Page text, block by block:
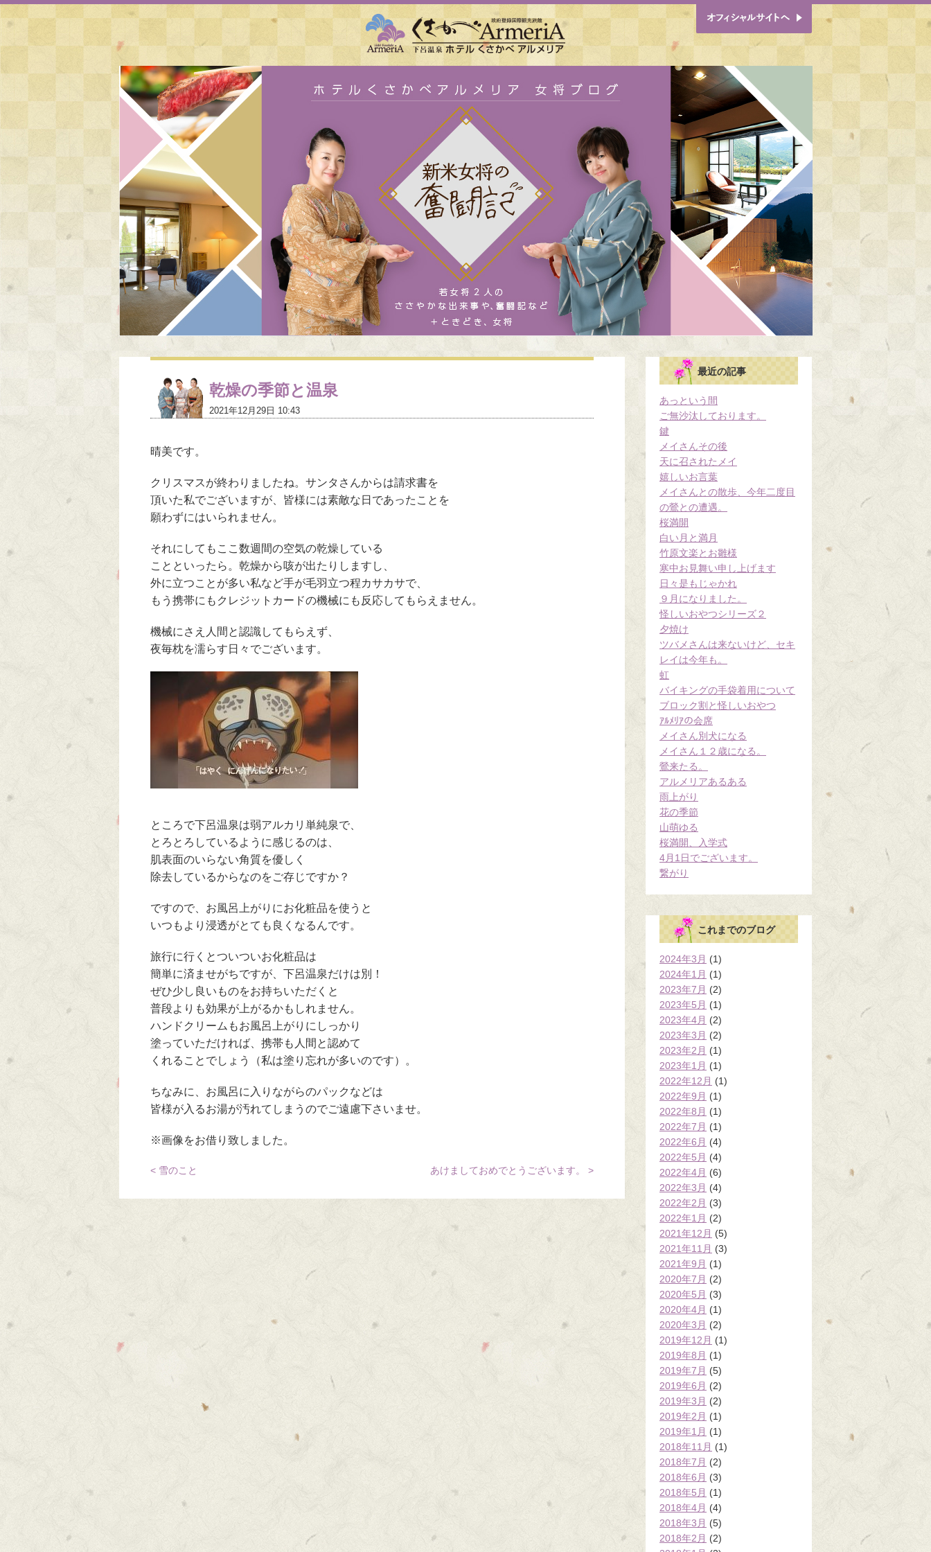
乾燥の季節と温泉
2021年12月29日 10:43
晴美です。
クリスマスが終わりましたね。サンタさんからは請求書を
頂いた私でございますが、皆様には素敵な日であったことを
願わずにはいられません。
それにしてもここ数週間の空気の乾燥している
ことといったら。乾燥から咳が出たりしますし、
外に立つことが多い私など手が毛羽立つ程カサカサで、
もう携帯にもクレジットカードの機械にも反応してもらえません。
機械にさえ人間と認識してもらえず、
夜毎枕を濡らす日々でございます。
ところで下呂温泉は弱アルカリ単純泉で、
とろとろしているように感じるのは、
肌表面のいらない角質を優しく
除去しているからなのをご存じですか？
ですので、お風呂上がりにお化粧品を使うと
いつもより浸透がとても良くなるんです。
旅行に行くとついついお化粧品は
簡単に済ませがちですが、下呂温泉だけは別！
ぜひ少し良いものをお持ちいただくと
普段よりも効果が上がるかもしれません。
ハンドクリームもお風呂上がりにしっかり
塗っていただければ、携帯も人間と認めて
くれることでしょう（私は塗り忘れが多いのです）。
ちなみに、お風呂に入りながらのパックなどは
皆様が入るお湯が汚れてしまうのでご遠慮下さいませ。
※画像をお借り致しました。
< 雪のこと あけましておめでとうございます。 >
最近の記事
あっという間
ご無沙汰しております。
鍵
メイさんその後
天に召されたメイ
嬉しいお言葉
メイさんとの散歩、今年二度目
の鶯との遭遇。
桜満開
白い月と満月
竹原文楽とお雛様
寒中お見舞い申し上げます
日々是もじゃかれ
９月になりました。
怪しいおやつシリーズ２
夕焼け
ツバメさんは来ないけど、セキ
レイは今年も。
虹
バイキングの手袋着用について
ブロック割と怪しいおやつ
ｱﾙﾒﾘｱの会席
メイさん別犬になる
メイさん１２歳になる。
鶯来たる。
アルメリアあるある
雨上がり
花の季節
山萌ゆる
桜満開、入学式
4月1日でございます。
繋がり
これまでのブログ
2024年3月 (1)
2024年1月 (1)
2023年7月 (2)
2023年5月 (1)
2023年4月 (2)
2023年3月 (2)
2023年2月 (1)
2023年1月 (1)
2022年12月 (1)
2022年9月 (1)
2022年8月 (1)
2022年7月 (1)
2022年6月 (4)
2022年5月 (4)
2022年4月 (6)
2022年3月 (4)
2022年2月 (3)
2022年1月 (2)
2021年12月 (5)
2021年11月 (3)
2021年9月 (1)
2020年7月 (2)
2020年5月 (3)
2020年4月 (1)
2020年3月 (2)
2019年12月 (1)
2019年8月 (1)
2019年7月 (5)
2019年6月 (2)
2019年3月 (2)
2019年2月 (1)
2019年1月 (1)
2018年11月 (1)
2018年7月 (2)
2018年6月 (3)
2018年5月 (1)
2018年4月 (4)
2018年3月 (5)
2018年2月 (2)